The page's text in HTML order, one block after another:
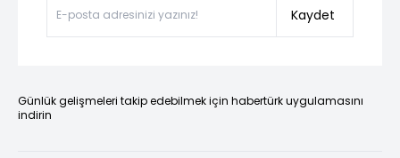
Kaydet
Günlük gelişmeleri takip edebilmek için habertürk uygulamasını
indirin